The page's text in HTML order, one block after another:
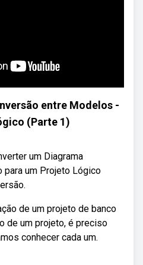
entre Modelos -
(Parte 1)
um Diagrama
para um Projeto Lógico
de um projeto de banco
de um projeto, é preciso
conhecer cada um.